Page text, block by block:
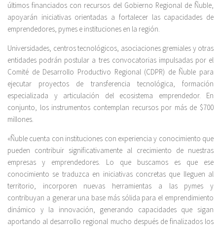
últimos financiados con recursos del Gobierno Regional de Ñuble,
apoyarán iniciativas orientadas a fortalecer las capacidades de
emprendedores, pymes e instituciones en la región.
Universidades, centros tecnológicos, asociaciones gremiales y otras
entidades podrán postular a tres convocatorias impulsadas por el
Comité de Desarrollo Productivo Regional (CDPR) de Ñuble para
ejecutar proyectos de transferencia tecnológica, formación
especializada y articulación del ecosistema emprendedor. En
conjunto, los instrumentos contemplan recursos por más de $700
millones.
«Ñuble cuenta con instituciones con experiencia y conocimiento que
pueden contribuir significativamente al crecimiento de nuestras
empresas y emprendedores. Lo que buscamos es que ese
conocimiento se traduzca en iniciativas concretas que lleguen al
territorio, incorporen nuevas herramientas a las pymes y
contribuyan a generar una base más sólida para el emprendimiento
dinámico y la innovación, generando capacidades que sigan
aportando al desarrollo regional mucho después de finalizados los